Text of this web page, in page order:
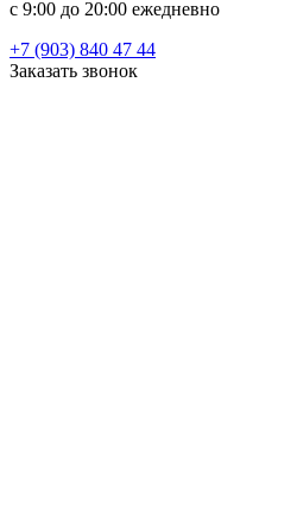
c 9:00 до 20:00 ежедневно
+7 (903) 840 47 44
Заказать звонок